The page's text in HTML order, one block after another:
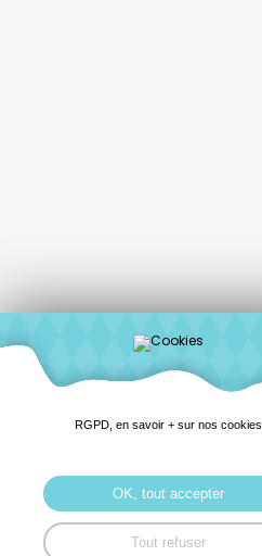
RGPD, en savoir + sur nos cookies
OK, tout accepter
Tout refuser